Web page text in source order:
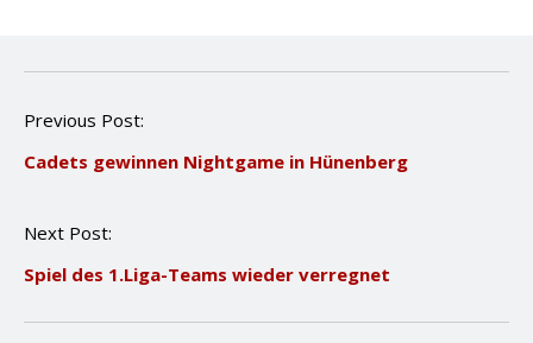
P
s
a
i
Previous Post:
Cadets gewinnen Nightgame in Hünenberg
Next Post:
Spiel des 1.Liga-Teams wieder verregnet